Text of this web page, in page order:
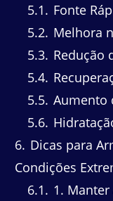
5.1
Fonte
5.2 Melhora
5.3 Redução
5.4
5.5 Aumento
5.6
6 Dicas para
Condições
6.1
1.